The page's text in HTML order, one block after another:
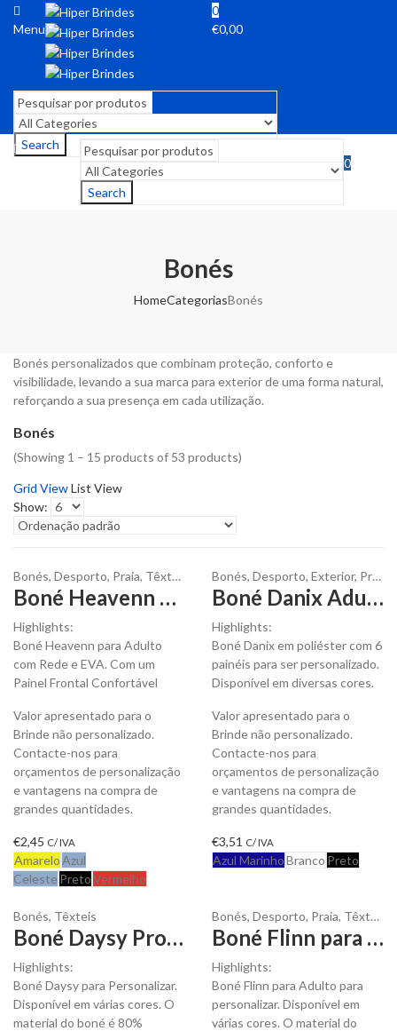
Menu
0
€0,00
Search
Search
0
Bonés
HomeCategoriasBonés
Bonés personalizados que combinam proteção, conforto e
visibilidade, levando a sua marca para exterior de uma forma natural,
reforçando a sua presença em cada utilização.
Bonés
(Showing 1 – 15 products of 53 products)
Grid ViewList View
Show:
Bonés, Desporto, Praia, Têxteis
Boné Heavenn para Adulto para Personalizar
Highlights:
Boné Heavenn para Adulto
com Rede e EVA. Com um
Painel Frontal Confortável
Valor apresentado para o
Brinde não personalizado.
Contacte-nos para
orçamentos de personalização
e vantagens na compra de
grandes quantidades.
€2,45 C/ IVA
AmareloAzul
Celeste PretoVermelho
Bonés, Desporto, Exterior, Praia
Boné Danix Adulto para ser Personalizado
Highlights:
Boné Danix em poliéster com 6
painéis para ser personalizado.
Disponível em diversas cores.
Valor apresentado para o
Brinde não personalizado.
Contacte-nos para
orçamentos de personalização
e vantagens na compra de
grandes quantidades.
€3,51 C/ IVA
Azul MarinhoBranco Preto
Bonés, Têxteis
Boné Daysy Promocional para Personalizar
Highlights:
Boné Daysy para Personalizar.
Disponível em várias cores. O
material do boné é 80%
Bonés, Desporto, Praia, Têxteis
Boné Flinn para Adulto para Personalizar
Highlights:
Boné Flinn para Adulto para
personalizar. Disponível em
várias cores. O material do